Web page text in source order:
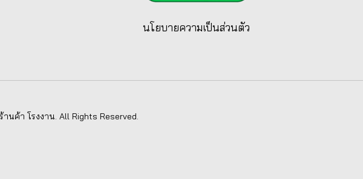
นโยบายความเป็นส่วนตัว
นค้า โรงงาน. All Rights Reserved.